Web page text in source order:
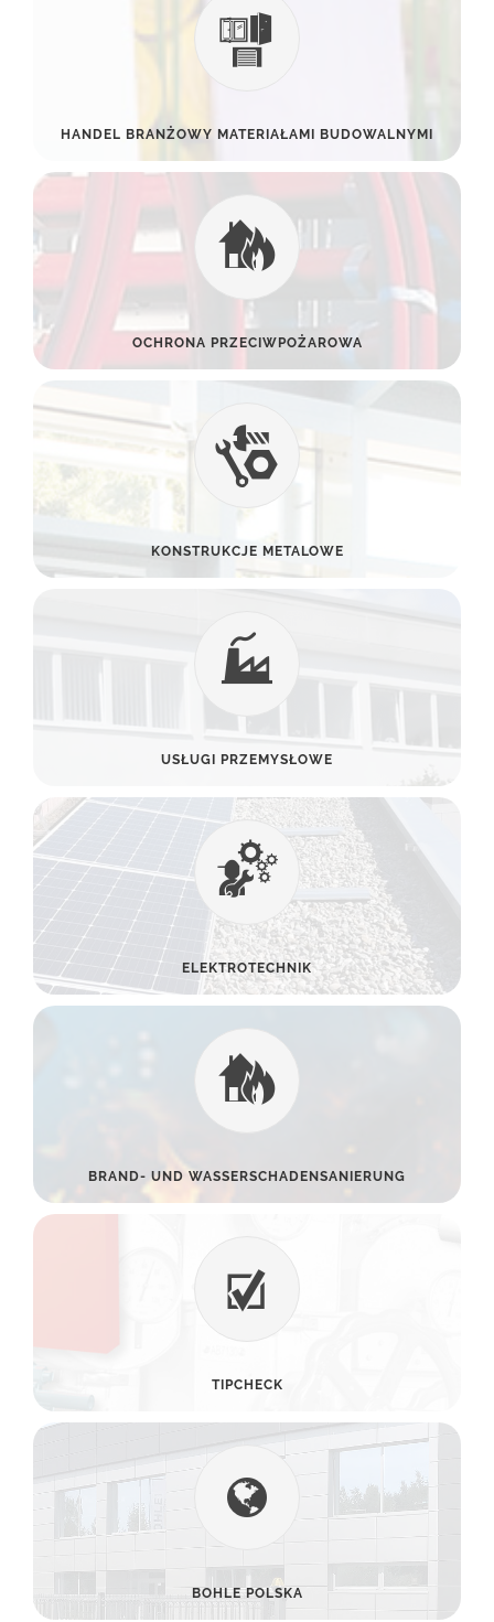
HANDEL BRANŻOWY MATERIAŁAMI BUDOWALNYMI
OCHRONA PRZECIWPOŻAROWA
KONSTRUKCJE METALOWE
USŁUGI PRZEMYSŁOWE
ELEKTROTECHNIK
BRAND- UND WASSERSCHADENSANIERUNG
TIPCHECK
BOHLE POLSKA